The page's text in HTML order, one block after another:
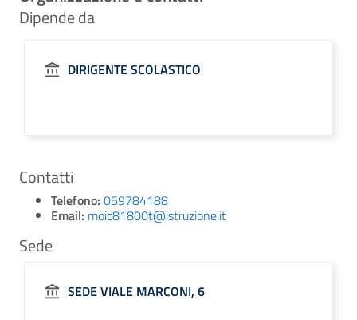
Dipende da
DIRIGENTE SCOLASTICO
Contatti
Telefono: 059784188
Email: moic81800t@istruzione.it
Sede
SEDE VIALE MARCONI, 6